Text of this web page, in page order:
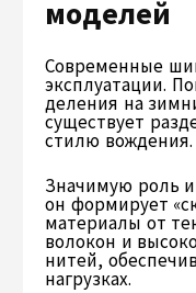
моделей
Современные
эксплуатации.
деления на
существует
стилю вождения.
Значимую роль
он формирует
материалы от
волокон и
нитей,
нагрузках.